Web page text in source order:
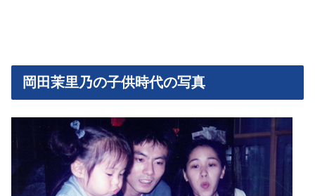
岡田茉里乃の子供時代の写真